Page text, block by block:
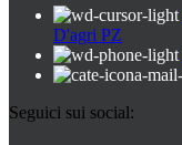
D'agri PZ
Seguici sui social: